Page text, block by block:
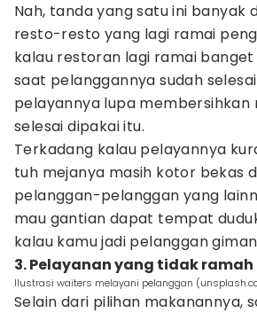
Nah, tanda yang satu ini banyak
resto-resto yang lagi ramai
kalau restoran lagi ramai banget
saat pelanggannya sudah
pelayannya lupa membersihkan
selesai dipakai itu.
Terkadang kalau pelayannya
tuh mejanya masih kotor bekas
pelanggan-pelanggan yang
mau gantian dapat tempat
kalau kamu jadi pelanggan
3. Pelayanan yang tidak ramah
Ilustrasi waiters melayani pelanggan
Selain dari pilihan makanannya,